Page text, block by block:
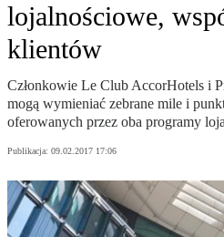
lojalnościowe,
klientów
Członkowie Le Club AccorHotels i
mogą wymieniać zebrane mile i
oferowanych przez oba programy
Publikacja: 09.02.2017 17:06